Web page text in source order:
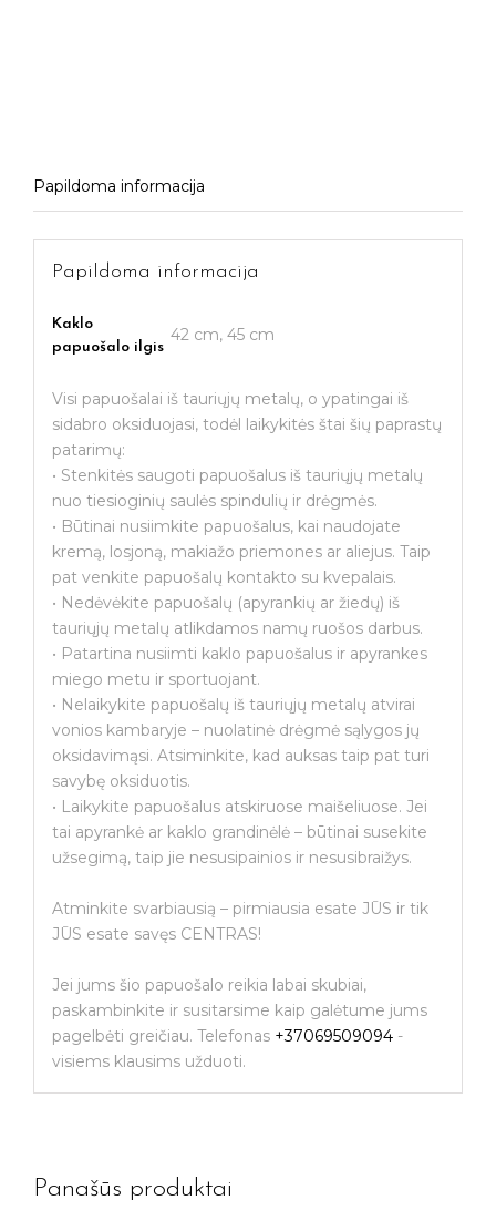
Papildoma informacija
Papildoma informacija
Kaklo
papuošalo ilgis
42 cm, 45 cm
Visi papuošalai iš tauriųjų metalų, o ypatingai iš
sidabro oksiduojasi, todėl laikykitės štai šių paprastų
patarimų:
• Stenkitės saugoti papuošalus iš tauriųjų metalų
nuo tiesioginių saulės spindulių ir drėgmės.
• Būtinai nusiimkite papuošalus, kai naudojate
kremą, losjoną, makiažo priemones ar aliejus. Taip
pat venkite papuošalų kontakto su kvepalais.
• Nedėvėkite papuošalų (apyrankių ar žiedų) iš
tauriųjų metalų atlikdamos namų ruošos darbus.
• Patartina nusiimti kaklo papuošalus ir apyrankes
miego metu ir sportuojant.
• Nelaikykite papuošalų iš tauriųjų metalų atvirai
vonios kambaryje – nuolatinė drėgmė sąlygos jų
oksidavimąsi. Atsiminkite, kad auksas taip pat turi
savybę oksiduotis.
• Laikykite papuošalus atskiruose maišeliuose. Jei
tai apyrankė ar kaklo grandinėlė – būtinai susekite
užsegimą, taip jie nesusipainios ir nesusibraižys.
Atminkite svarbiausią – pirmiausia esate JŪS ir tik
JŪS esate savęs CENTRAS!
Jei jums šio papuošalo reikia labai skubiai,
paskambinkite ir susitarsime kaip galėtume jums
pagelbėti greičiau. Telefonas +37069509094-
visiems klausims užduoti.
Panašūs produktai